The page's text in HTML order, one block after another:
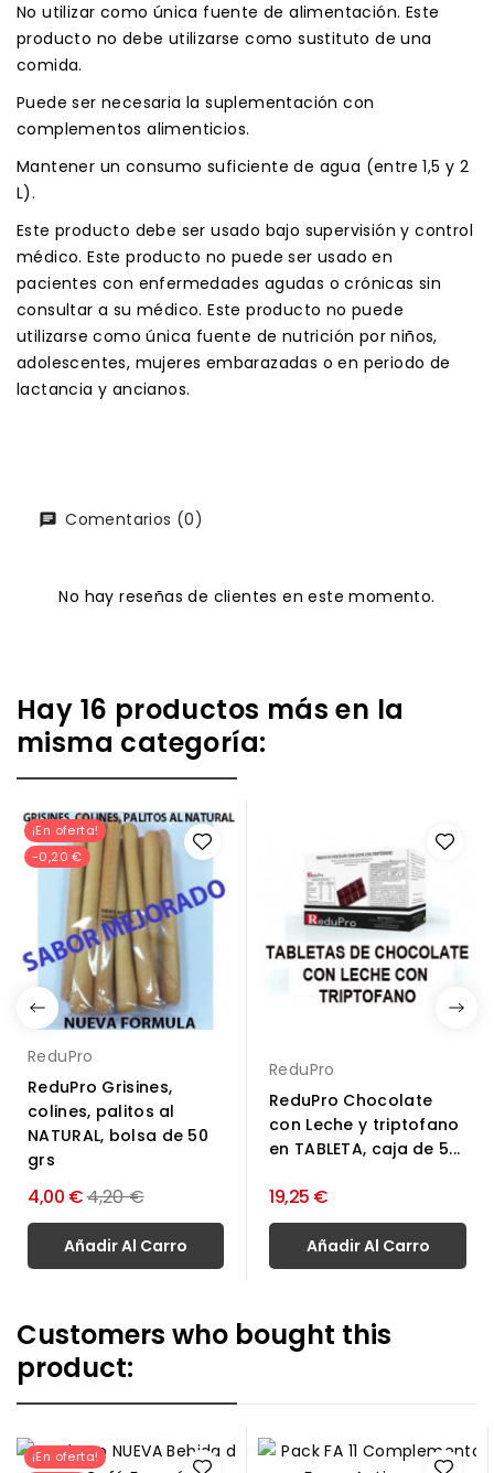
No utilizar como única fuente de alimentación. Este
producto no debe utilizarse como sustituto de una
comida.
Puede ser necesaria la suplementación con
complementos alimenticios.
Mantener un consumo suficiente de agua (entre 1,5 y 2
L).
Este producto debe ser usado bajo supervisión y control
médico. Este producto no puede ser usado en
pacientes con enfermedades agudas o crónicas sin
consultar a su médico. Este producto no puede
utilizarse como única fuente de nutrición por niños,
adolescentes, mujeres embarazadas o en periodo de
lactancia y ancianos.
Comentarios (0)
No hay reseñas de clientes en este momento.
Hay 16 productos más en la
misma categoría:
¡En oferta!
-0,20 €
ReduPro
ReduPro Grisines,
colines, palitos al
NATURAL, bolsa de 50
grs
4,00 €Precio
normal
4,20 €
Añadir Al Carro
ReduPro
ReduPro Chocolate
con Leche y triptofano
en TABLETA, caja de 5...
19,25 €
Añadir Al Carro
Customers who bought this
product:
¡En oferta!